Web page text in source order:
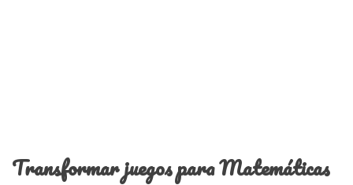
Transformar juegos para Matemáticas